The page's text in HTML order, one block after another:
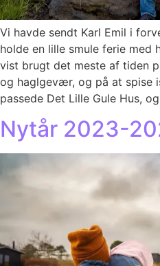
Vi havde sendt Karl Emil i
holde en lille smule ferie med
vist brugt det meste af tiden
og haglgevær, og på at spise
passede Det Lille Gule Hus,
Nytår 2023-